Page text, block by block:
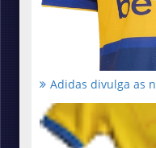
Adidas divulga as